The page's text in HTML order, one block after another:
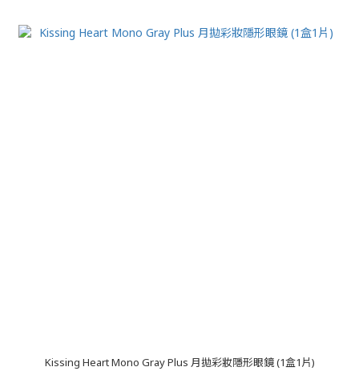
Kissing Heart Mono Gray Plus 月拋彩妝隱形眼鏡 (1盒1片)